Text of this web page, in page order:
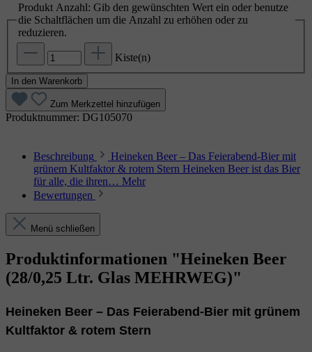
Produkt Anzahl: Gib den gewünschten Wert ein oder benutze
die Schaltflächen um die Anzahl zu erhöhen oder zu
reduzieren.
Kiste(n)
In den Warenkorb
Zum Merkzettel hinzufügen
Produktnummer: DG105070
Beschreibung
Heineken Beer – Das Feierabend‑Bier mit
grünem Kultfaktor & rotem Stern Heineken Beer ist das Bier
für alle, die ihren… Mehr
Bewertungen
Menü schließen
Produktinformationen "Heineken Beer
(28/0,25 Ltr. Glas MEHRWEG)"
Heineken Beer – Das Feierabend‑Bier mit grünem
Kultfaktor & rotem Stern